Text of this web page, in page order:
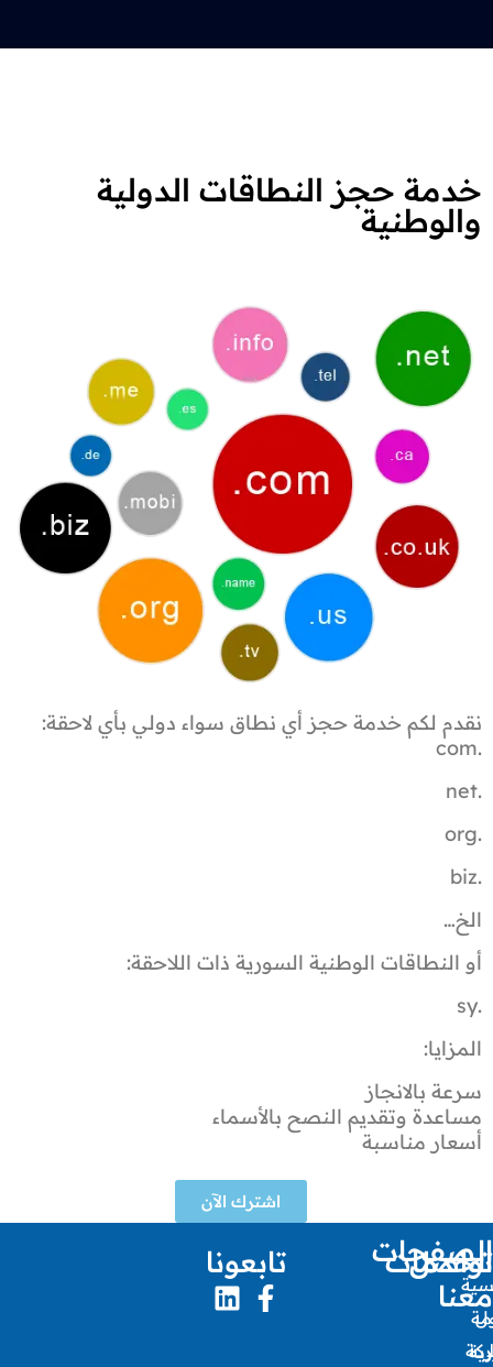
خدمة حجز النطاقات الدولية
والوطنية
نقدم لكم خدمة حجز أي نطاق سواء دولي بأي لاحقة:
.com
.net
.org
.biz
الخ…
أو النطاقات الوطنية السورية ذات اللاحقة:
.sy
المزايا:
سرعة بالانجاز
مساعدة وتقديم النصح بالأسماء
أسعار مناسبة
اشترك الآن
الصفحات
الخدمات
تواصل
معنا
تابعونا